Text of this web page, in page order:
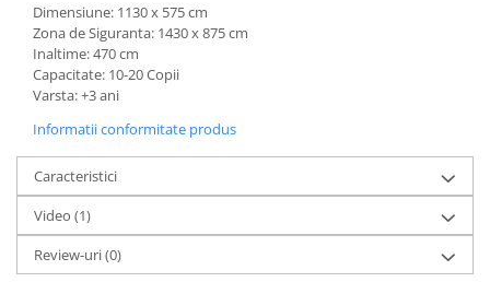
Dimensiune: 1130 x 575 cm
Zona de Siguranta: 1430 x 875 cm
Inaltime: 470 cm
Capacitate: 10-20 Copii
Varsta: +3 ani
Informatii conformitate produs
Caracteristici
Video (1)
Review-uri(0)